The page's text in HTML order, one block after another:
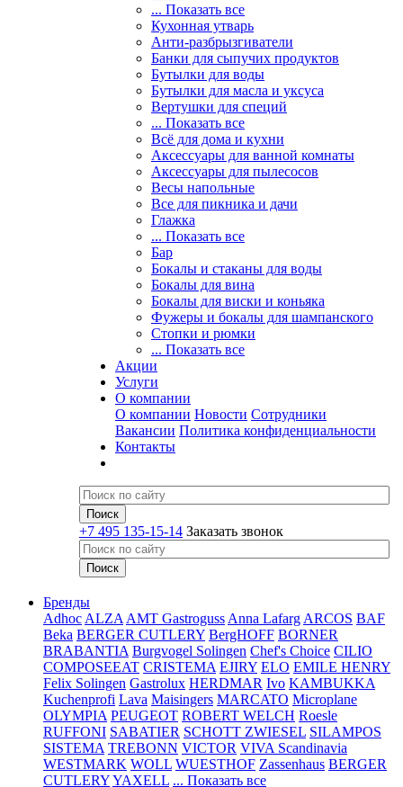
... Показать все
Кухонная утварь
Анти-разбрызгиватели
Банки для сыпучих продуктов
Бутылки для воды
Бутылки для масла и уксуса
Вертушки для специй
... Показать все
Всё для дома и кухни
Аксессуары для ванной комнаты
Аксессуары для пылесосов
Весы напольные
Все для пикника и дачи
Глажка
... Показать все
Бар
Бокалы и стаканы для воды
Бокалы для вина
Бокалы для виски и коньяка
Фужеры и бокалы для шампанского
Стопки и рюмки
... Показать все
Акции
Услуги
О компании
О компании Новости Сотрудники
Вакансии Политика конфиденциальности
Контакты
+7 495 135-15-14 Заказать звонок
Бренды
Adhoc ALZA AMT Gastroguss Anna Lafarg ARCOS BAF
Beka BERGER CUTLERY BergHOFF BORNER
BRABANTIA Burgvogel Solingen Chef's Choice CILIO
COMPOSEEAT CRISTEMA EJIRY ELO EMILE HENRY
Felix Solingen Gastrolux HERDMAR Ivo KAMBUKKA
Kuchenprofi Lava Maisingers MARCATO Microplane
OLYMPIA PEUGEOT ROBERT WELCH Roesle
RUFFONI SABATIER SCHOTT ZWIESEL SILAMPOS
SISTEMA TREBONN VICTOR VIVA Scandinavia
WESTMARK WOLL WUESTHOF Zassenhaus BERGER
CUTLERYYAXELL ... Показать все